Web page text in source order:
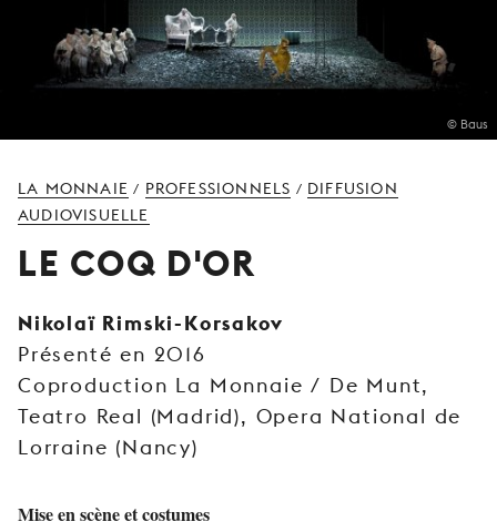
TICKETS &
ABONNEMENTS
VOTRE
© Baus
LA MONNAIE / PROFESSIONNELS / DIFFUSION
AUDIOVISUELLE
LE COQ D'OR
Nikolaï Rimski-Korsakov
Présenté en 2016
Coproduction La Monnaie / De Munt,
Teatro Real (Madrid), Opera National de
Lorraine (Nancy)
Mise en scène et costumes